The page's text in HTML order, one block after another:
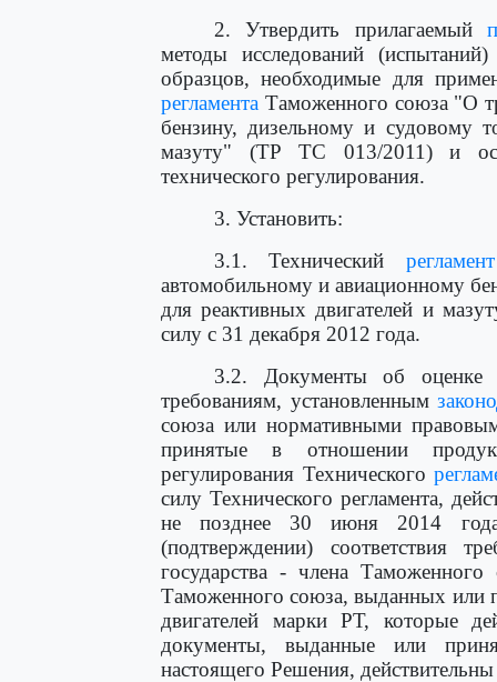
2. Утвердить прилагаемый
методы исследований
образцов, необходимые для
регламента Таможенного союза "О
бензину, дизельному и судовому
мазуту" (ТР ТС 013/2011) и
технического регулирования.
3. Установить:
3.1. Технический регламент
автомобильному и авиационному
для реактивных двигателей и
силу с 31 декабря 2012 года.
3.2. Документы об оценке
требованиям, установленным
союза или нормативными
принятые в отношении
регулирования Технического
силу Технического регламента,
не позднее 30 июня 2014
(подтверждении) соответствия
государства - члена
Таможенного союза, выданных или
двигателей марки РТ, которые
документы, выданные или
настоящего Решения,